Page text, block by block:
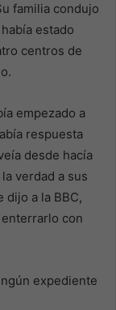
familia condujo
estado
centros de
empezado a
respuesta
desde hacía
verdad a sus
dijo a la BBC,
con
expediente